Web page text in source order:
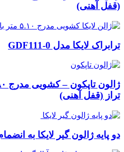
(قفل آهنی)
ترابراک لایکا مدل GDF111-0
تراز (قفل آهنی)
دو پایه ژالون گیر لایکا به